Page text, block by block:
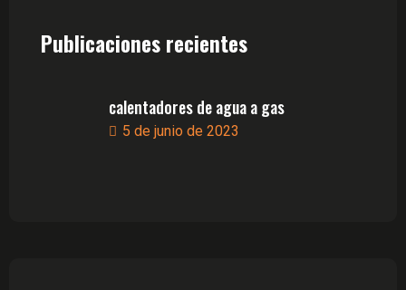
Publicaciones recientes
calentadores de agua a gas
5 de junio de 2023